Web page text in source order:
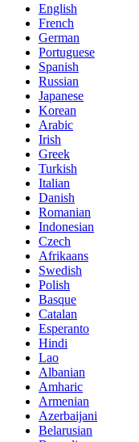
English
French
German
Portuguese
Spanish
Russian
Japanese
Korean
Arabic
Irish
Greek
Turkish
Italian
Danish
Romanian
Indonesian
Czech
Afrikaans
Swedish
Polish
Basque
Catalan
Esperanto
Hindi
Lao
Albanian
Amharic
Armenian
Azerbaijani
Belarusian